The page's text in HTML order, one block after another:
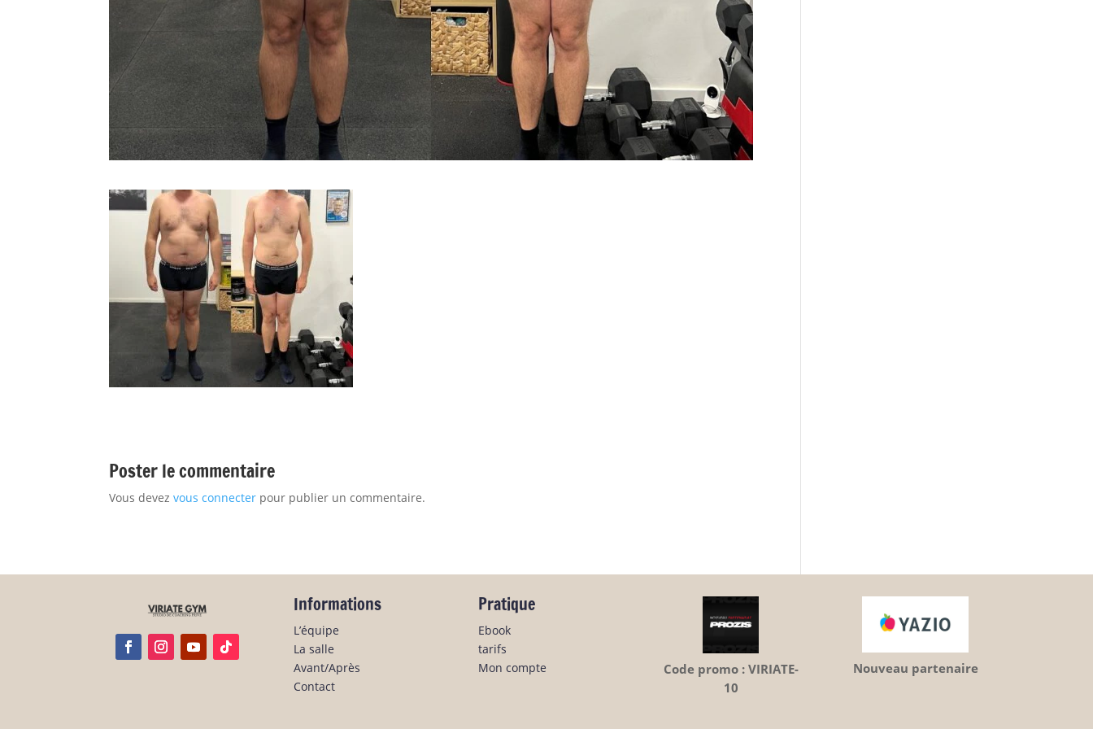
Poster le commentaire
Vous devezvous connecter pour publier un commentaire.
Informations
L’équipe
La salle
Avant/Après
Contact
Pratique
Ebook
tarifs
Mon compte
Code promo : VIRIATE-
10
Nouveau partenaire